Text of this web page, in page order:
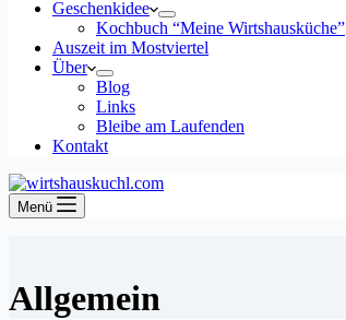
Geschenkidee
Kochbuch “Meine Wirtshausküche”
Auszeit im Mostviertel
Über
Blog
Links
Bleibe am Laufenden
Kontakt
Menü
Allgemein